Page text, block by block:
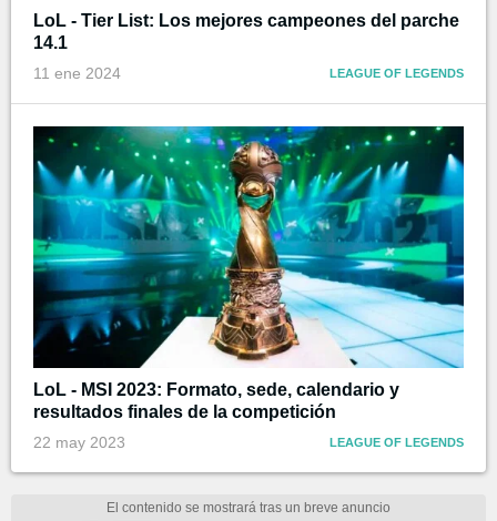
LoL - Tier List: Los mejores campeones del parche
14.1
11 ene 2024 LEAGUE OF LEGENDS
LoL - MSI 2023: Formato, sede, calendario y
resultados finales de la competición
22 may 2023 LEAGUE OF LEGENDS